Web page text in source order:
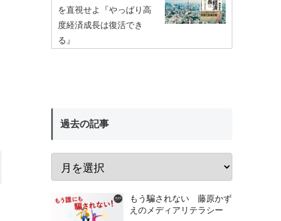
を直視せよ『やっぱり高
度経済成長は復活でき
る』
過去の記事
もう騙されない 藤原かず
えのメディアリテラシー